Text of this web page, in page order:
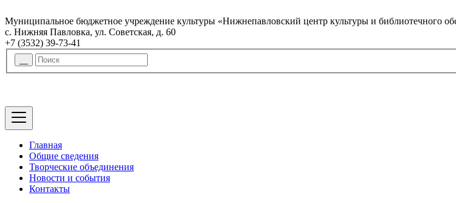
Муниципальное бюджетное учреждение культуры «Нижнепавловский центр культуры и библиотечного
с. Нижняя Павловка, ул. Советская, д. 60
+7 (3532) 39-73-41
Главная
Общие сведения
Творческие объединения
Новости и события
Контакты